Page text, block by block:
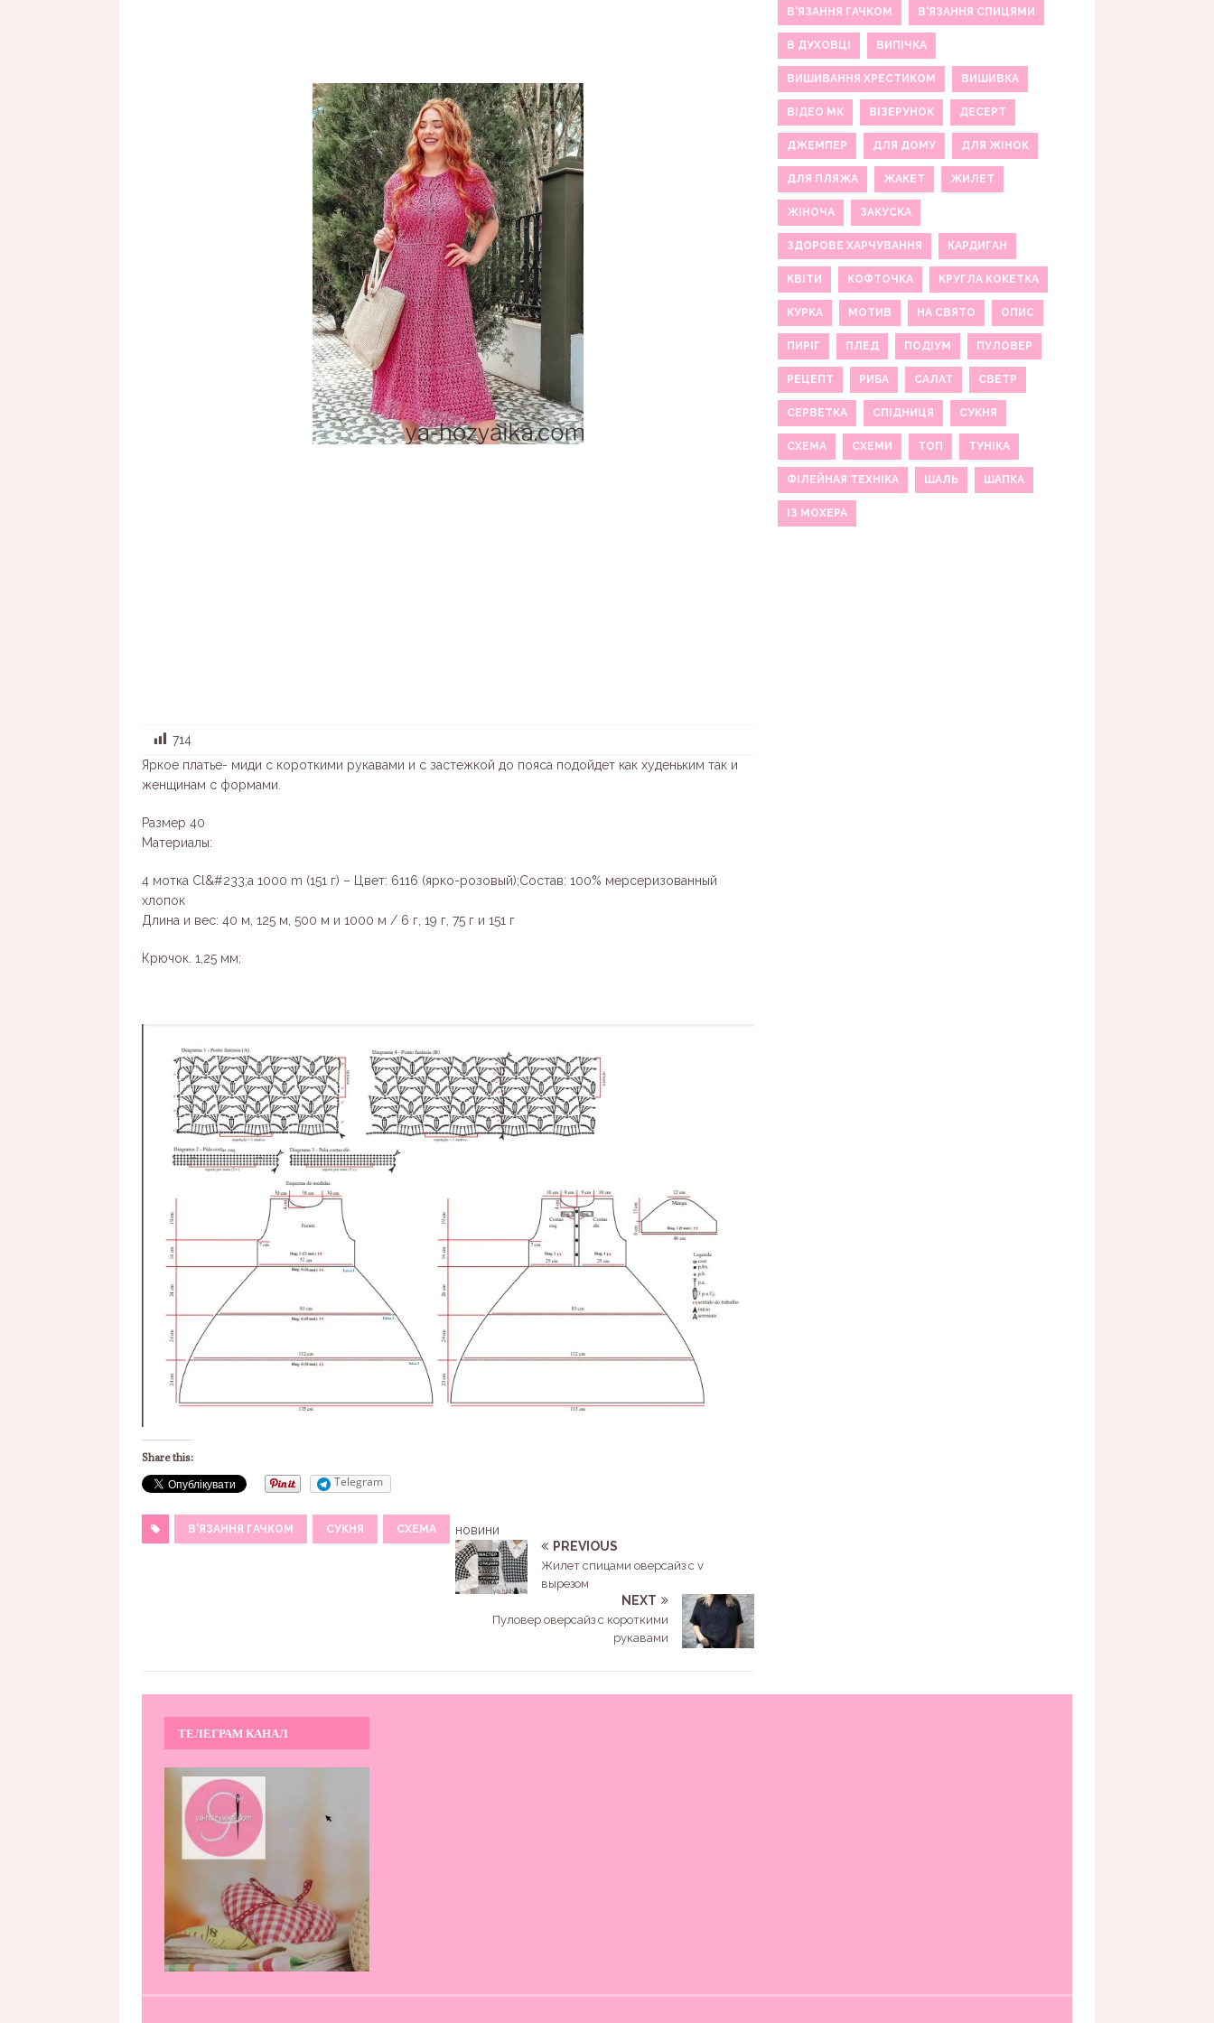
714
Яркое платье- миди с короткими рукавами и с застежкой до пояса подойдет как худеньким так и
женщинам с формами.
Размер 40
Материалы:
4 мотка Cl&#233;a 1000 m (151 г) – Цвет: 6116 (ярко-розовый);Состав: 100% мерсеризованный
хлопок
Длина и вес: 40 м, 125 м, 500 м и 1000 м / 6 г, 19 г, 75 г и 151 г
Крючок. 1,25 мм;
Share this:
Telegram
В'ЯЗАННЯ ГАЧКОМ СУКНЯ СХЕМА
новини
PREVIOUS
Жилет спицами оверсайз с v
вырезом
NEXT
Пуловер оверсайз с короткими
рукавами
В'ЯЗАННЯ ГАЧКОМ В'ЯЗАННЯ СПИЦЯМИ
В ДУХОВЦІ ВИПІЧКА
ВИШИВАННЯ ХРЕСТИКОМ ВИШИВКА
ВІДЕО МК ВІЗЕРУНОК ДЕСЕРТ
ДЖЕМПЕР ДЛЯ ДОМУ ДЛЯ ЖІНОК
ДЛЯ ПЛЯЖА ЖАКЕТ ЖИЛЕТ
ЖІНОЧА ЗАКУСКА
ЗДОРОВЕ ХАРЧУВАННЯ КАРДИГАН
КВІТИ КОФТОЧКА КРУГЛА КОКЕТКА
КУРКА МОТИВ НА СВЯТО ОПИС
ПИРІГ ПЛЕД ПОДІУМ ПУЛОВЕР
РЕЦЕПТ РИБА САЛАТ СВЕТР
СЕРВЕТКА СПІДНИЦЯ СУКНЯ
СХЕМА СХЕМИ ТОП ТУНІКА
ФІЛЕЙНАЯ ТЕХНІКА ШАЛЬ ШАПКА
ІЗ МОХЕРА
ТЕЛЕГРАМ КАНАЛ